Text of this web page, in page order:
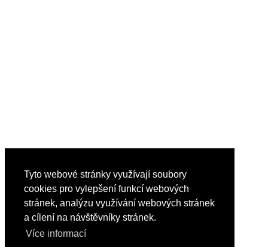
Tyto webové stránky využívají soubory
cookies pro vylepšení funkcí webových
stránek, analýzu využívání webových stránek
a cílení na návštěvníky stránek.
Více informací